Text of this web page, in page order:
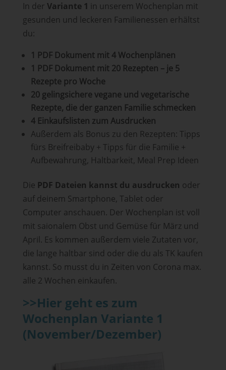
In der Variante 1 in unserem Wochenplan mit
gesunden und leckeren Familienessen erhältst
du:
1 PDF Dokument mit 4 Wochenplänen
1 PDF Dokument mit 20 Rezepten – je 5
Rezepte pro Woche
20 gelingsichere vegane und vegetarische
Rezepte, die der ganzen Familie schmecken
4 Einkaufslisten zum Ausdrucken
Außerdem als Bonus zu den Rezepten: Tipps
fürs Breifreibaby + Tipps für die Familie +
Aufbewahrung, Haltbarkeit, Meal Prep Ideen
Die PDF Dateien kannst du ausdrucken oder
auf deinem Smartphone, Tablet oder
Computer anschauen. Der Wochenplan ist voll
mit saionalem Obst und Gemüse für März und
April. Es kommen außerdem viele Zutaten vor,
die lange haltbar sind oder die du als TK kaufen
kannst. So musst du in Zeiten von Corona max.
alle 2 Wochen einkaufen.
>>Hier geht es zum
Wochenplan Variante 1
(November/Dezember)